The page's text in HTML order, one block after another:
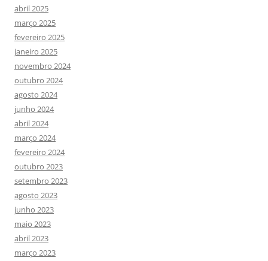
abril 2025
março 2025
fevereiro 2025
janeiro 2025
novembro 2024
outubro 2024
agosto 2024
junho 2024
abril 2024
março 2024
fevereiro 2024
outubro 2023
setembro 2023
agosto 2023
junho 2023
maio 2023
abril 2023
março 2023